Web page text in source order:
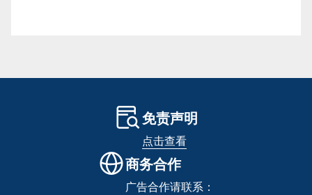
免责声明
点击查看
商务合作
广告合作请联系：